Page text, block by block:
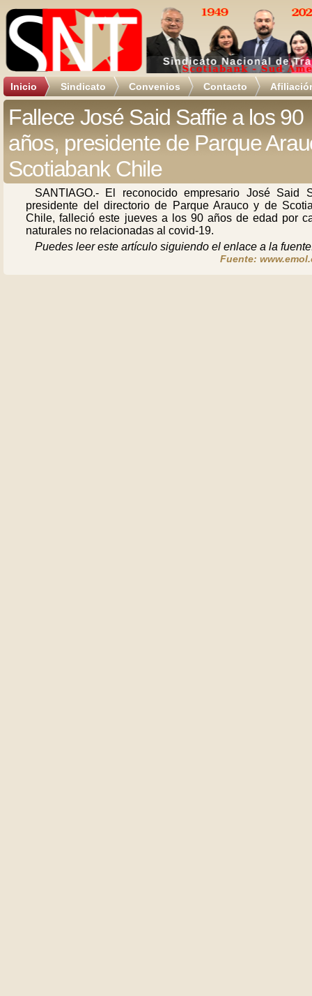
Inicio Sindicato Convenios Contacto
Fallece José Said Saffie a los 90
años, presidente de Parque
Scotiabank Chile
SANTIAGO.- El reconocido empresario José Said
presidente del directorio de Parque Arauco y de
Chile, falleció este jueves a los 90 años de edad por
naturales no relacionadas al covid-19.
Puedes leer este artículo siguiendo el enlace a la
Fuente: